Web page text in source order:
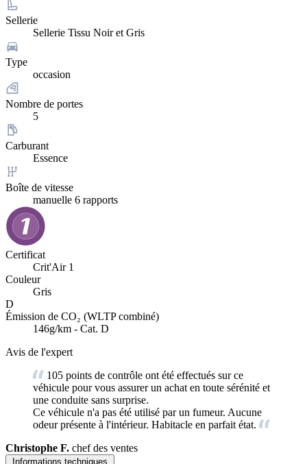
Sellerie
Sellerie Tissu Noir et Gris
Type
occasion
Nombre de portes
5
Carburant
Essence
Boîte de vitesse
manuelle 6 rapports
Certificat
Crit'Air 1
Couleur
Gris
D
Émission de CO₂ (WLTP combiné)
146g/km - Cat. D
Avis de l'expert
105 points de contrôle ont été effectués sur ce
véhicule pour vous assurer un achat en toute sérénité et
une conduite sans surprise.
Ce véhicule n'a pas été utilisé par un fumeur. Aucune
odeur présente à l'intérieur. Habitacle en parfait état.
Christophe F. chef des ventes
Informations techniques